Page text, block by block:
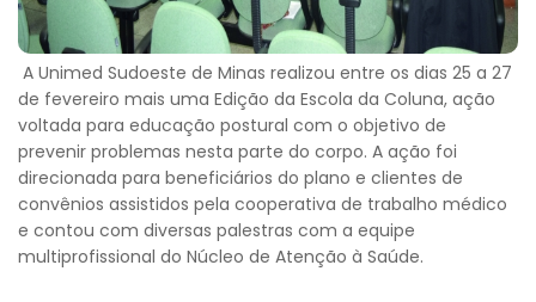
Voltar
A Unimed Sudoeste de Minas realizou entre os dias 25 a 27
de fevereiro mais uma Edição da Escola da Coluna, ação
voltada para educação postural com o objetivo de
prevenir problemas nesta parte do corpo. A ação foi
direcionada para beneficiários do plano e clientes de
convênios assistidos pela cooperativa de trabalho médico
e contou com diversas palestras com a equipe
multiprofissional do Núcleo de Atenção à Saúde.